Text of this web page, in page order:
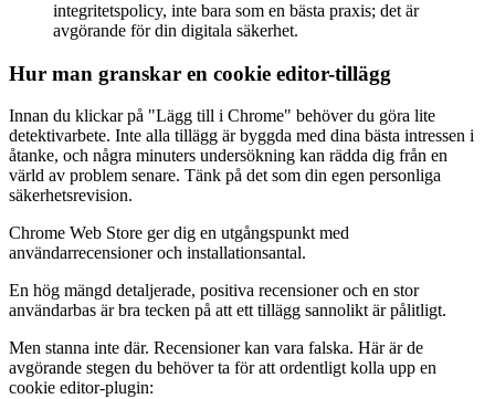
integritetspolicy, inte bara som en bästa praxis; det är
avgörande för din digitala säkerhet.
Hur man granskar en cookie editor-tillägg
Innan du klickar på "Lägg till i Chrome" behöver du göra lite
detektivarbete. Inte alla tillägg är byggda med dina bästa intressen i
åtanke, och några minuters undersökning kan rädda dig från en
värld av problem senare. Tänk på det som din egen personliga
säkerhetsrevision.
Chrome Web Store ger dig en utgångspunkt med
användarrecensioner och installationsantal.
En hög mängd detaljerade, positiva recensioner och en stor
användarbas är bra tecken på att ett tillägg sannolikt är pålitligt.
Men stanna inte där. Recensioner kan vara falska. Här är de
avgörande stegen du behöver ta för att ordentligt kolla upp en
cookie editor-plugin: